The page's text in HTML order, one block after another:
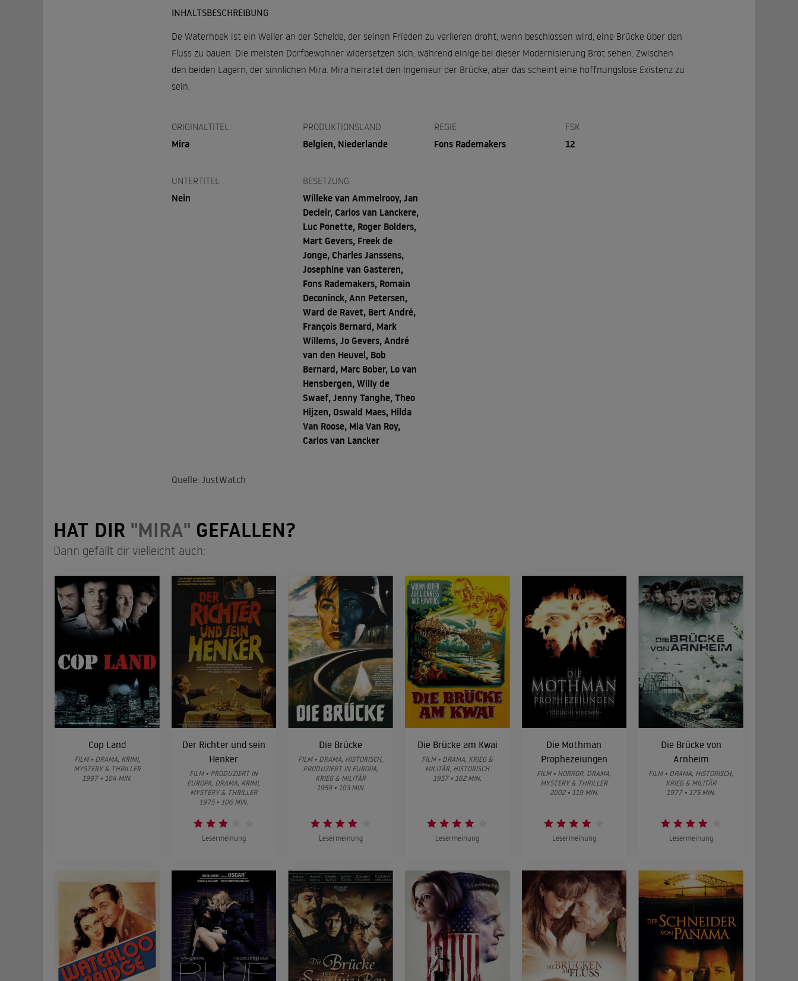
INHALTSBESCHREIBUNG
De Waterhoek ist ein Weiler an der Schelde, der seinen Frieden zu verlieren droht, wenn beschlossen wird, eine Brücke über den
Fluss zu bauen. Die meisten Dorfbewohner widersetzen sich, während einige bei dieser Modernisierung Brot sehen. Zwischen
den beiden Lagern, der sinnlichen Mira. Mira heiratet den Ingenieur der Brücke, aber das scheint eine hoffnungslose Existenz zu
sein.
ORIGINALTITEL
Mira
PRODUKTIONSLAND
Belgien, Niederlande
REGIE
Fons Rademakers
FSK
12
UNTERTITEL
Nein
BESETZUNG
Willeke van Ammelrooy, Jan
Decleir, Carlos van Lanckere,
Luc Ponette, Roger Bolders,
Mart Gevers, Freek de
Jonge, Charles Janssens,
Josephine van Gasteren,
Fons Rademakers, Romain
Deconinck, Ann Petersen,
Ward de Ravet, Bert André,
François Bernard, Mark
Willems, Jo Gevers, André
van den Heuvel, Bob
Bernard, Marc Bober, Lo van
Hensbergen, Willy de
Swaef, Jenny Tanghe, Theo
Hijzen, Oswald Maes, Hilda
Van Roose, Mia Van Roy,
Carlos van Lancker
Quelle: JustWatch
HAT DIR "MIRA" GEFALLEN?
Dann gefällt dir vielleicht auch:
Cop Land
FILM • DRAMA, KRIMI,
MYSTERY & THRILLER
1997 • 104 MIN.
Der Richter und sein
Henker
FILM • PRODUZIERT IN
EUROPA, DRAMA, KRIMI,
MYSTERY & THRILLER
1975 • 106 MIN.
Lesermeinung
Die Brücke
FILM • DRAMA, HISTORISCH,
PRODUZIERT IN EUROPA,
KRIEG & MILITÄR
1959 • 103 MIN.
Lesermeinung
Die Brücke am Kwai
FILM • DRAMA, KRIEG &
MILITÄR, HISTORISCH
1957 • 162 MIN.
Lesermeinung
Die Mothman
Prophezeiungen
FILM • HORROR, DRAMA,
MYSTERY & THRILLER
2002 • 119 MIN.
Lesermeinung
Die Brücke von
Arnheim
FILM • DRAMA, HISTORISCH,
KRIEG & MILITÄR
1977 • 175 MIN.
Lesermeinung